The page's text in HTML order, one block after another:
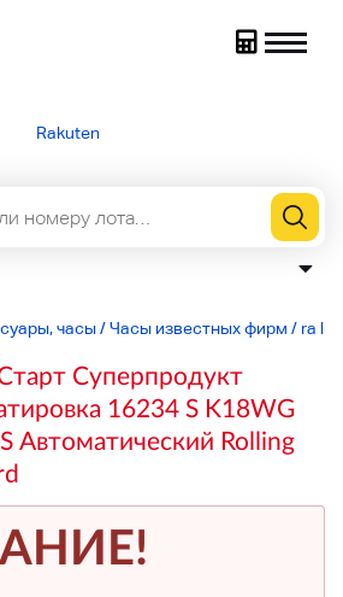
Rakuten
часы/Часы известных фирм / ra
Суперпродукт
16234 S K18WG
Автоматический Rolling